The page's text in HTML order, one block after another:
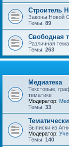
Строитель
Законы Новой
Темы: 89
Свободная
Различная
Темы: 263
Медиатека
Текстовые,
тематике
Модератор:
Темы: 33
Выписки из
Модератор:
Темы: 140